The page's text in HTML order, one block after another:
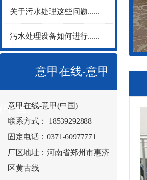
关于污水处理这些问题......
污水处理设备如何进行......
意甲在线-意甲
(中国)
意甲在线-意甲(中国)
联系方式： 18539292888
固定电话：0371-60977771
厂区地址：河南省郑州市惠济
区黄古线